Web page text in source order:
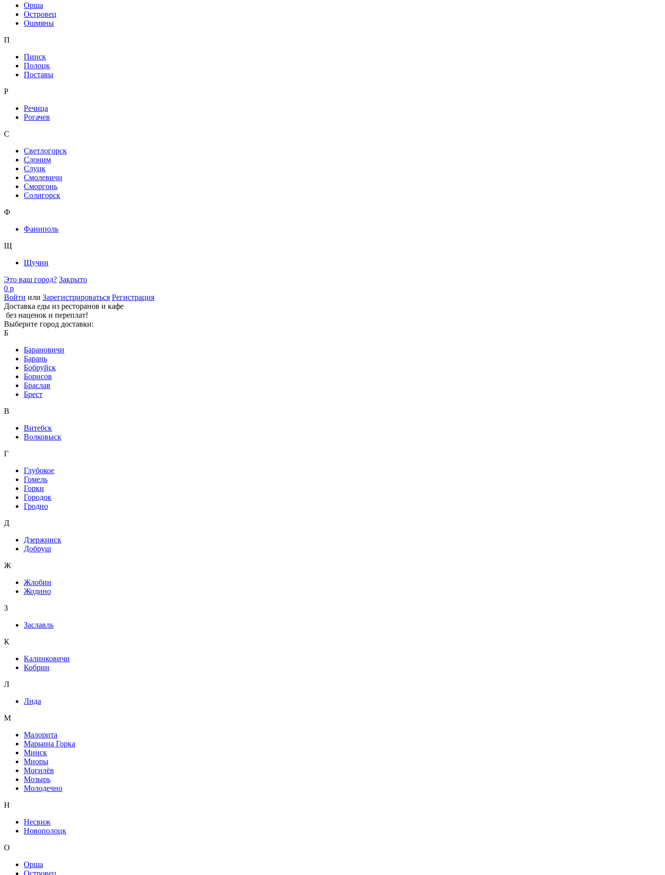
Орша
Островец
Ошмяны
П
Пинск
Полоцк
Поставы
Р
Речица
Рогачев
С
Светлогорск
Слоним
Слуцк
Смолевичи
Сморгонь
Солигорск
Ф
Фаниполь
Щ
Щучин
Это ваш город? Закрыто
0 р
Войти или Зарегистрироваться Регистрация
Доставка еды из ресторанов и кафе
без наценок и переплат!
Выберите город доставки:
Б
Барановичи
Барань
Бобруйск
Борисов
Браслав
Брест
В
Витебск
Волковыск
Г
Глубокое
Гомель
Горки
Городок
Гродно
Д
Дзержинск
Добруш
Ж
Жлобин
Жодино
З
Заславль
К
Калинковичи
Кобрин
Л
Лида
М
Малорита
Марьина Горка
Минск
Миоры
Могилёв
Мозырь
Молодечно
Н
Несвиж
Новополоцк
О
Орша
Островец